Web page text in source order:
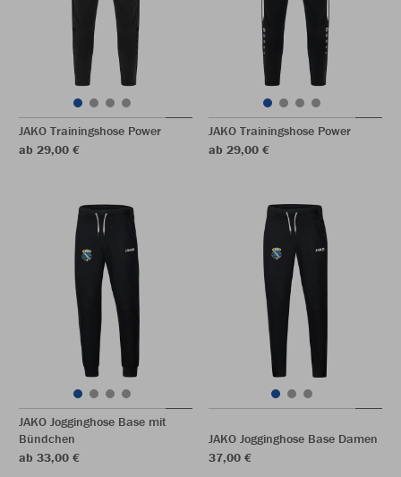
JAKO Trainingshose Power
ab 29,00 €
JAKO Trainingshose Power
ab 29,00 €
JAKO Jogginghose Base mit
Bündchen
ab 33,00 €
JAKO Jogginghose Base Damen
37,00 €